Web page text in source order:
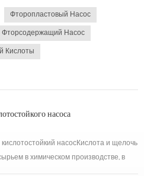
работу произ...
Фторопластовый Насос
Фторсодержащий Насос
Кислоты
насоса
насосКислота и щелочь
в химическом производстве, в